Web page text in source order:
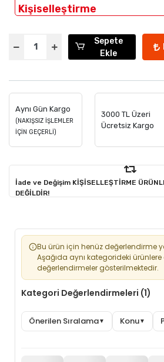
Kişiselleştirme
Sepete
Ekle
Aynı Gün Kargo
(NAKIŞSIZ İŞLEMLER
İÇİN GEÇERLİ)
3000 TL Üzeri
Ücretsiz Kargo
İade ve Değişim KİŞİSELLEŞTİRME
DEĞİLDİR!
Bu ürün için henüz değerlendirme
Aşağıda aynı kategorideki
değerlendirmeler gösterilmektedir.
Kategori Değerlendirmeleri (1)
Önerilen Sıralama▼ Konu▼